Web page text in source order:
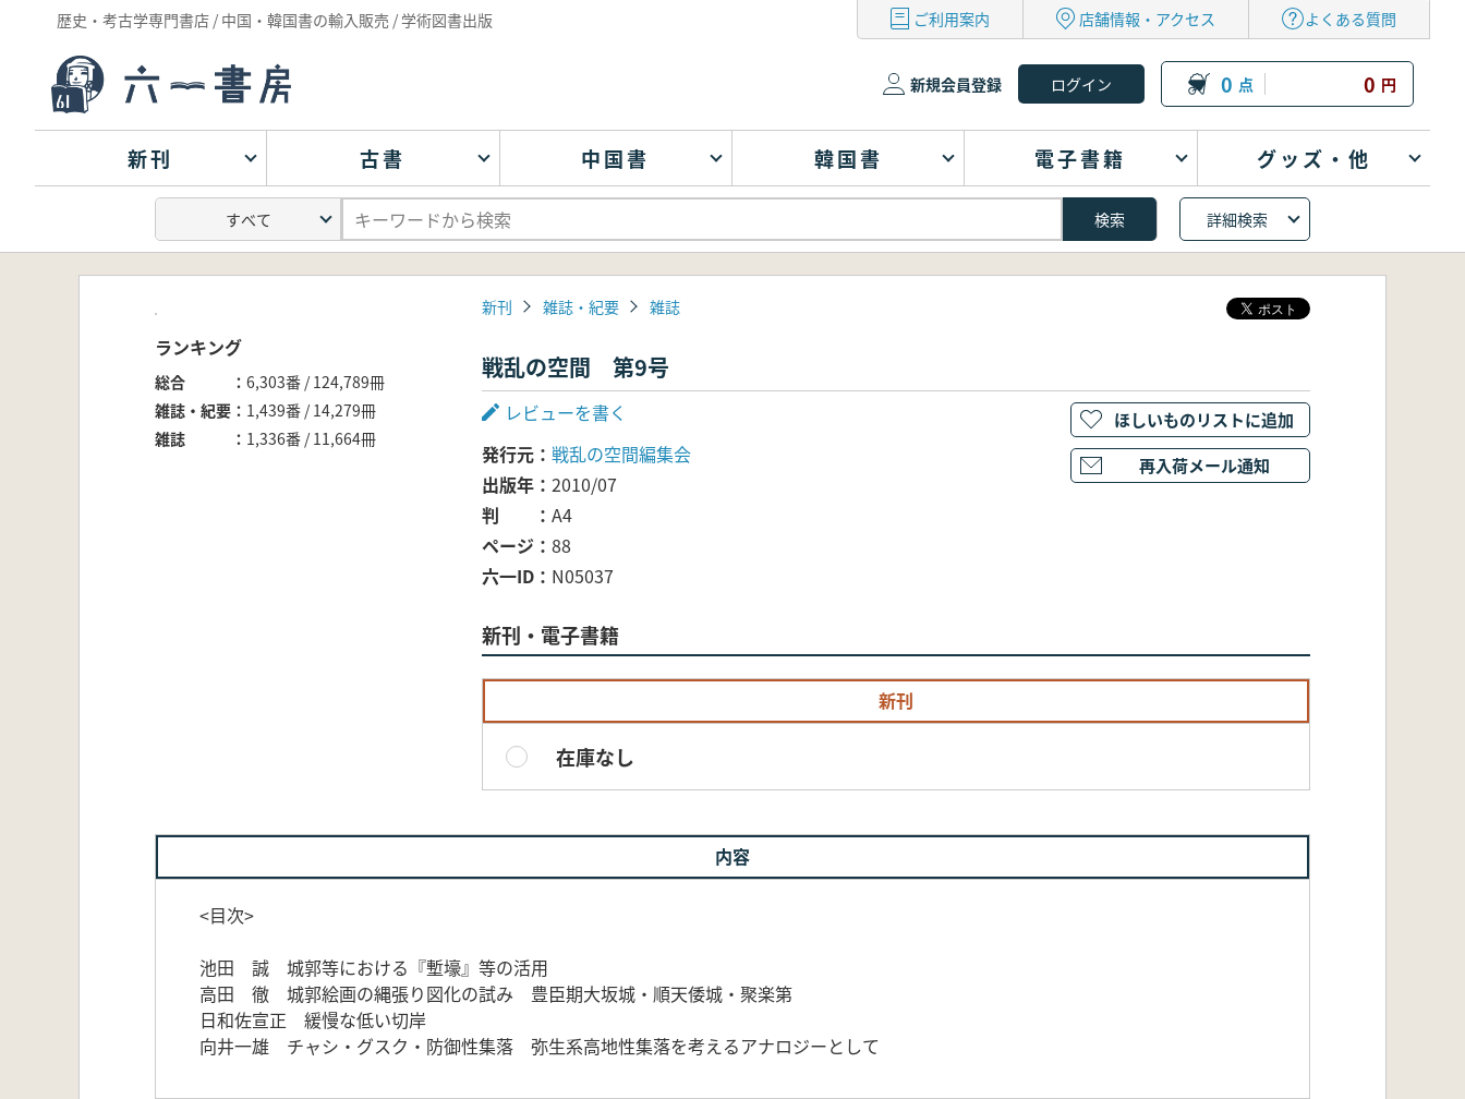
歴史・考古学専門書店 / 中国・韓国書の輸入販売 / 学術図書出版 ご利用案内 店舗情報・アクセス よくある質問
新規会員登録 0 点 0 円
新刊 古書 中国書 韓国書 電子書籍 グッズ・他
詳細検索
ランキング
総合
6,303番 / 124,789冊
雑誌・紀要
1,439番 / 14,279冊
雑誌
1,336番 / 11,664冊
新刊 雑誌・紀要 雑誌
戦乱の空間 第9号
レビューを書く
発行元
戦乱の空間編集会
出版年
2010/07
判
A4
ページ
88
六一ID
N05037
新刊・電子書籍
新刊
在庫なし
ほしいものリストに追加
再入荷メール通知
内容
<目次>
池田 誠 城郭等における『塹壕』等の活用
高田 徹 城郭絵画の縄張り図化の試み 豊臣期大坂城・順天倭城・聚楽第
日和佐宣正 緩慢な低い切岸
向井一雄 チャシ・グスク・防御性集落 弥生系高地性集落を考えるアナロジーとして